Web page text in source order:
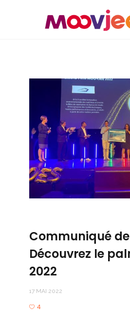
Communiqué
Découvrez le
2022
17 MAI 2022
4